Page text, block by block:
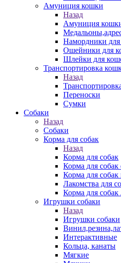
Амуниция кошки
Назад
Амуниция
Намордники
Ошейники для
Шлейки для
Транспортировка
Назад
Переноски
Сумки
Собаки
Назад
Собаки
Корма для собак
Назад
Корма для собак
Корма для собак
Корма для
Лакомства для
Корма для собак
Игрушки собаки
Назад
Игрушки собаки
Интерактивные
Кольца, канаты
Мягкие